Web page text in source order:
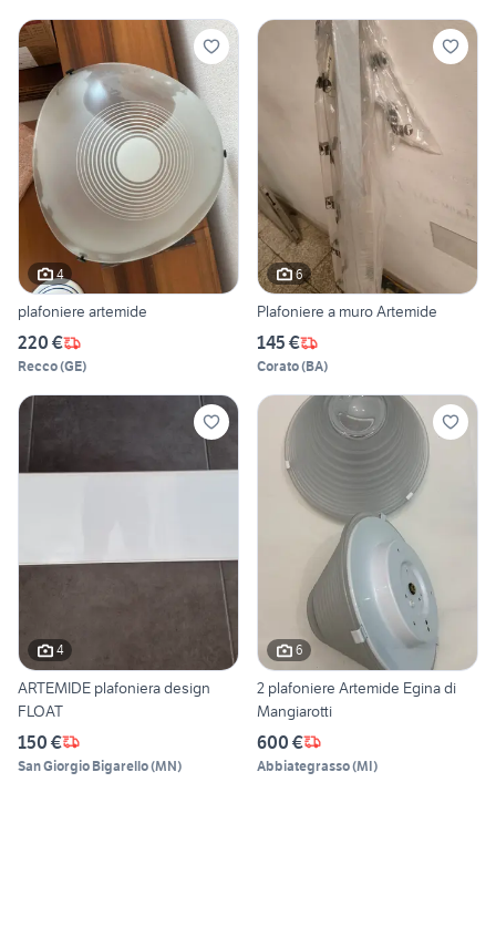
4
plafoniere artemide
220 €
Recco(GE)
6
Plafoniere a muro Artemide
145 €
Corato(BA)
4
ARTEMIDE plafoniera design
FLOAT
150 €
San Giorgio Bigarello(MN)
6
2 plafoniere Artemide Egina di
Mangiarotti
600 €
Abbiategrasso(MI)